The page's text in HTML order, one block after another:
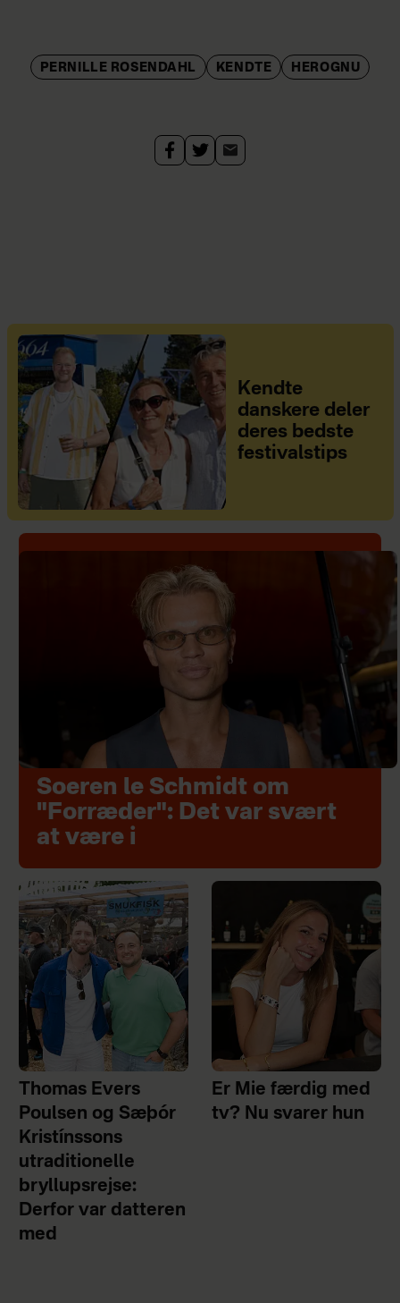
PERNILLE ROSENDAHL KENDTE HEROGNU
Kendte
danskere deler
deres bedste
festivalstips
Soeren le Schmidt om
"Forræder": Det var svært
at være i
Thomas Evers
Poulsen og Sæþór
Kristínssons
utraditionelle
bryllupsrejse:
Derfor var datteren
med
Er Mie færdig med
tv? Nu svarer hun